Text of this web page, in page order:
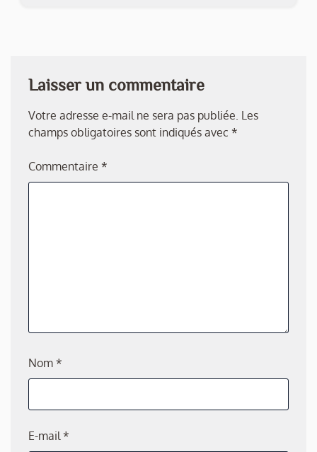
Laisser un commentaire
Votre adresse e-mail ne sera pas publiée. Les
champs obligatoires sont indiqués avec *
Commentaire *
Nom *
E-mail*